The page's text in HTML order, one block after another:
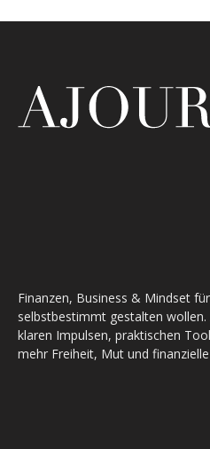
Finanzen, Business & Mindset
selbstbestimmt gestalten wollen.
klaren Impulsen, praktischen
mehr Freiheit, Mut und